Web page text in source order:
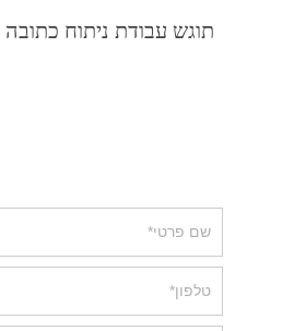
תוגש עבודת ניתוח כתובה